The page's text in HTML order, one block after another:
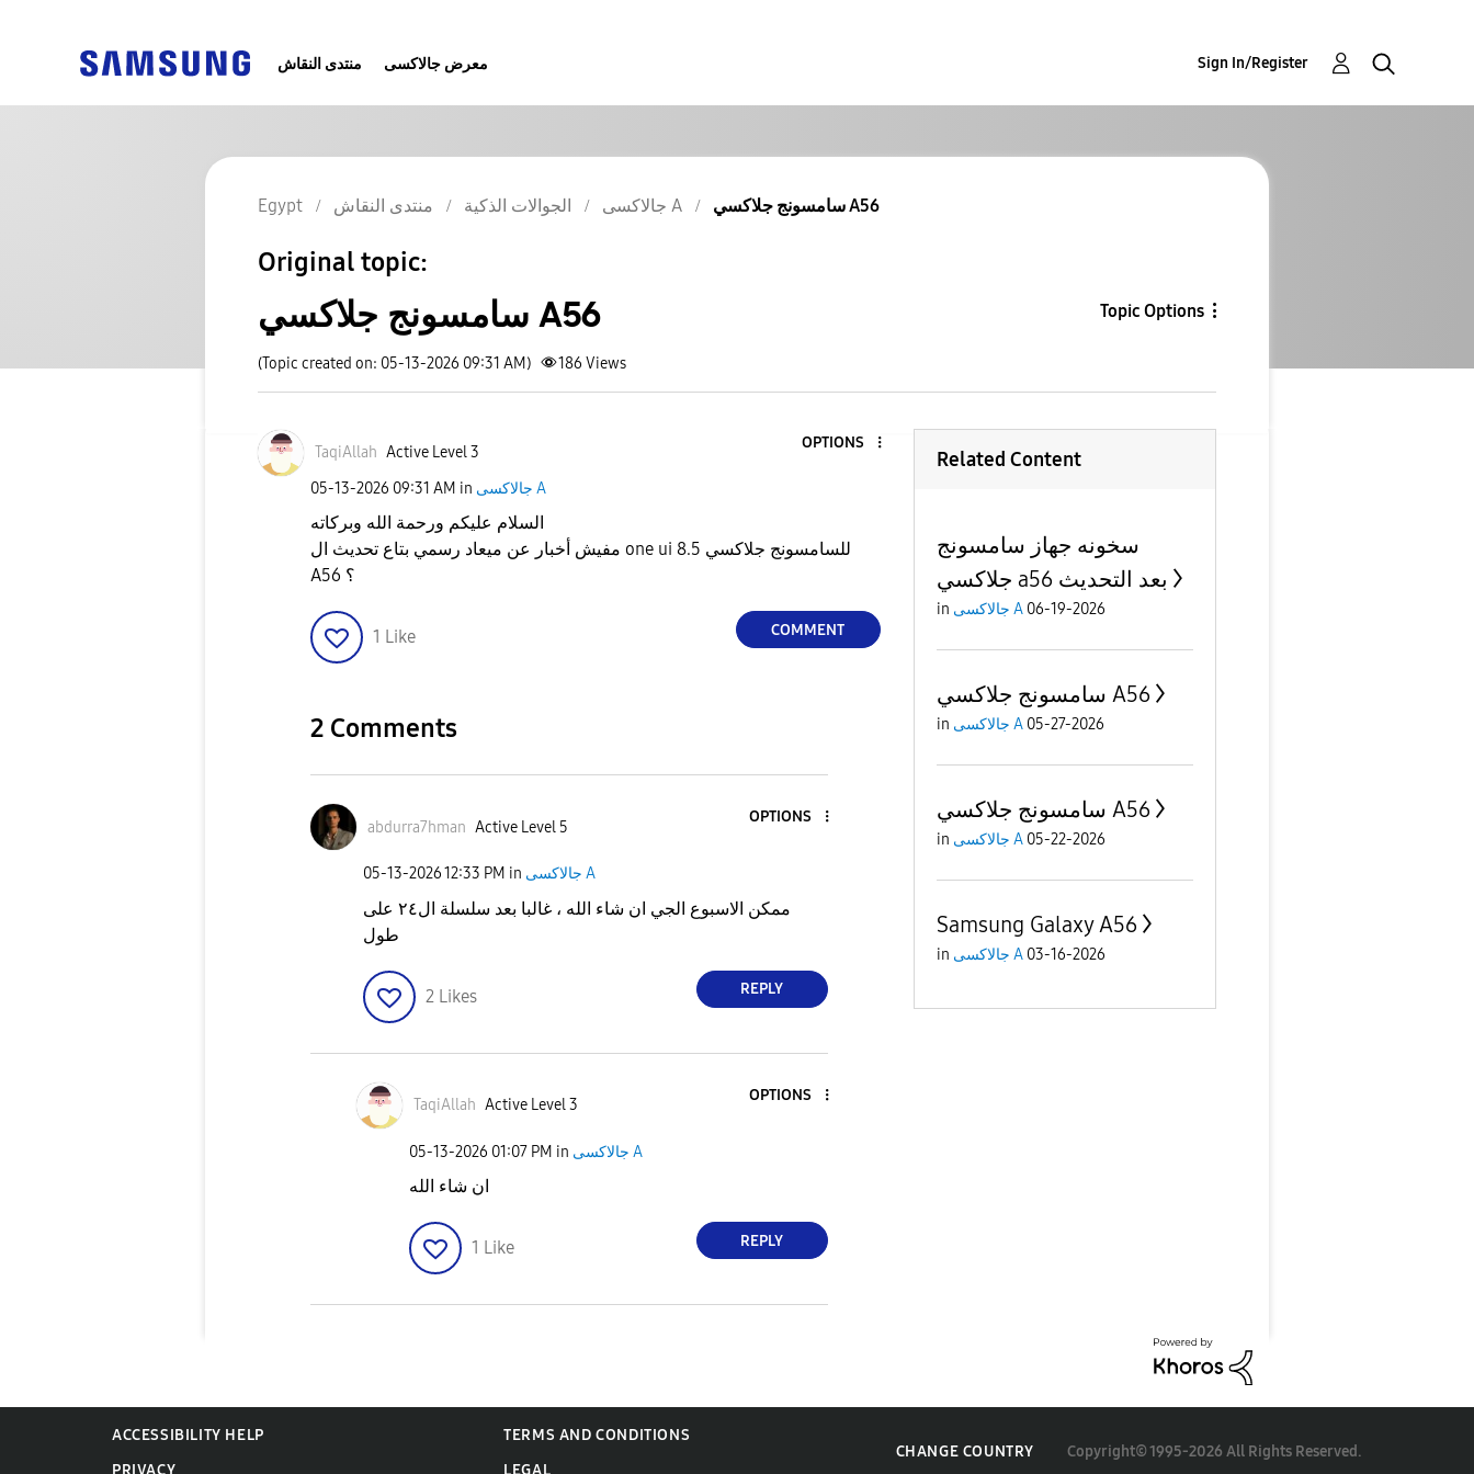
منتدى النقاش معرض جالاكسى Sign In/Register
Egypt منتدى النقاش الجوالات الذكية جالاكسى A سامسونج جلاكسي A56
Original topic:
سامسونج جلاكسي A56 Topic Options
(Topic created on: 05-13-2026 09:31 AM) 186 Views
TaqiAllah Active Level 3
OPTIONS
‎05-13-2026 09:31 AM in جالاكسى A
مفيش أخبار عن ميعاد رسمي بتاع تحديث ال one ui 8.5 للسامسونج جلاكسي
A56 ؟
1 Like COMMENT
2 Comments
abdurra7hman Active Level 5
OPTIONS
‎05-13-202612:33 PM in جالاكسى A
ممكن الاسبوع الجي ان شاء الله ، غالبا بعد سلسلة ال٢٤ على
طول
2 Likes REPLY
TaqiAllah Active Level 3
OPTIONS
‎05-13-2026 01:07 PM in جالاكسى A
ان شاء الله
1 Like REPLY
Related Content
سخونه جهاز سامسونج
جلاكسي a56 بعد التحديث
in جالاكسى A 06-19-2026
سامسونج جلاكسي A56
in جالاكسى A 05-27-2026
سامسونج جلاكسي A56
in جالاكسى A 05-22-2026
Samsung Galaxy A56
in جالاكسى A 03-16-2026
ACCESSIBILITY HELP
TERMS AND CONDITIONS
PRIVACY
LEGAL
CHANGE COUNTRY Copyright© 1995-2026 All Rights Reserved.